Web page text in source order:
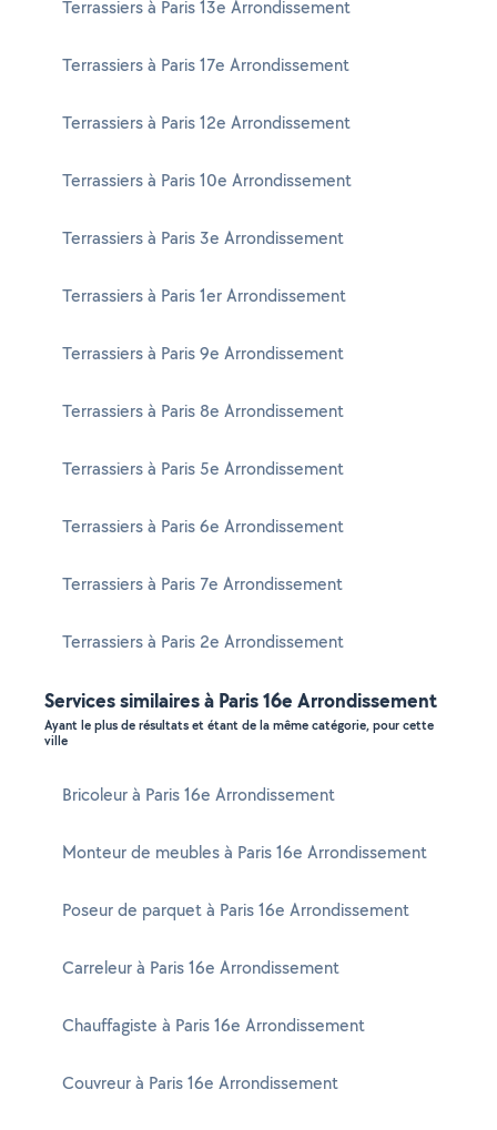
Terrassiers à Paris 13e Arrondissement
Terrassiers à Paris 17e Arrondissement
Terrassiers à Paris 12e Arrondissement
Terrassiers à Paris 10e Arrondissement
Terrassiers à Paris 3e Arrondissement
Terrassiers à Paris 1er Arrondissement
Terrassiers à Paris 9e Arrondissement
Terrassiers à Paris 8e Arrondissement
Terrassiers à Paris 5e Arrondissement
Terrassiers à Paris 6e Arrondissement
Terrassiers à Paris 7e Arrondissement
Terrassiers à Paris 2e Arrondissement
Services similaires à Paris 16e Arrondissement
Ayant le plus de résultats et étant de la même catégorie, pour cette
ville
Bricoleur à Paris 16e Arrondissement
Monteur de meubles à Paris 16e Arrondissement
Poseur de parquet à Paris 16e Arrondissement
Carreleur à Paris 16e Arrondissement
Chauffagiste à Paris 16e Arrondissement
Couvreur à Paris 16e Arrondissement